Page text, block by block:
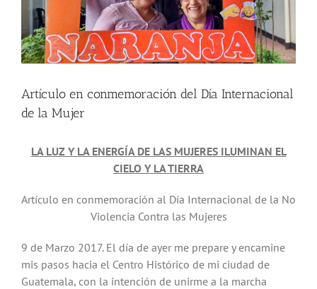
Artículo en conmemoración del Día Internacional
de la Mujer
LA LUZ Y LA ENERGÍA DE LAS MUJERES ILUMINAN EL
CIELO Y LA TIERRA
Artículo en conmemoración al Día Internacional de la No
Violencia Contra las Mujeres
9 de Marzo 2017. El día de ayer me prepare y encamine
mis pasos hacia el Centro Histórico de mi ciudad de
Guatemala, con la intención de unirme a la marcha